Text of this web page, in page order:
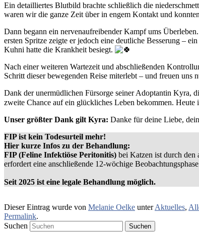
Ein detailliertes Blutbild brachte schließlich die
waren wir die ganze Zeit über in engem Kontakt und
Dann begann ein nervenaufreibender Kampf ums
ersten Spritze zeigte er jedoch eine deutliche Besserung –
Kuhni hatte die Krankheit besiegt.
Nach einer weiteren Wartezeit und abschließenden
Schritt dieser bewegenden Reise miterlebt – und freuen uns
Dank der unermüdlichen Fürsorge seiner Adoptantin Kyra,
zweite Chance auf ein glückliches Leben bekommen.
Unser größter Dank gilt Kyra: Danke für deine Liebe,
FIP ist kein Todesurteil mehr!
Hier kurze Infos zu der Behandlung:
FIP (Feline Infektiöse Peritonitis) bei Katzen ist durch den
erfordert eine anschließende 12-wöchige
Seit 2025 ist eine legale Behandlung möglich.
Dieser Eintrag wurde von Melanie Oelke unterAktuelles,
Permalink.
Suchen